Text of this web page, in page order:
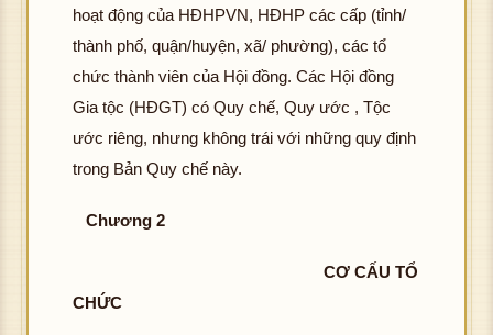
hoạt động của HĐHPVN, HĐHP các cấp (tỉnh/
thành phố, quận/huyện, xã/ phường), các tổ
chức thành viên của Hội đồng. Các Hội đồng
Gia tộc (HĐGT) có Quy chế, Quy ước , Tộc
ước riêng, nhưng không trái với những quy định
trong Bản Quy chế này.
Chương 2
CƠ CẤU TỔ
CHỨC